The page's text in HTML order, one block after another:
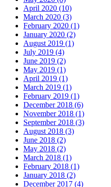
April 2020 (10)
March 2020 (3)
February 2020 (1)
January 2020 (2)
August 2019 (1)
July 2019 (4)
June 2019 (2)
May 2019 (1)
April 2019 (1)
March 2019 (1)
February 2019 (1)
December 2018 (6)
November 2018 (1)
September 2018 (3)
August 2018 (3)
June 2018 (2)
May 2018 (2)
March 2018 (1)
February 2018 (1)
January 2018 (2)
December 2017 (4)